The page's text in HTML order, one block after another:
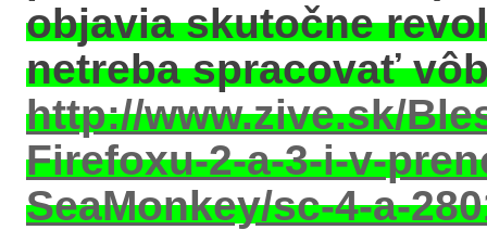
objavia skutočne
netreba spracovať
http://www.zive.sk/
Firefoxu-2-a-3-i-v-
SeaMonkey/sc-4-a-